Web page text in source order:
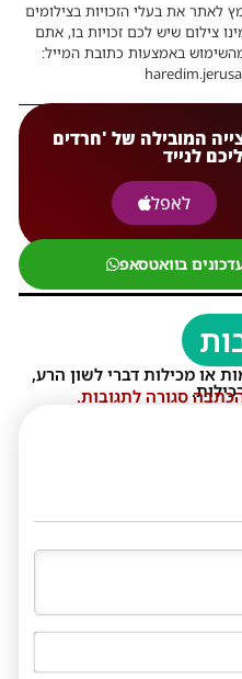
לאתר את בעלי הזכויות בצילומים
צילום שיש לכם זכויות בו, אתם
באמצעות כתובת המייל:
המובילה של 'חרדים
לנייד
לאפל
בוואטסאפ
או מכילות דברי לשון הרע,
סגורה לתגובות.
שם*